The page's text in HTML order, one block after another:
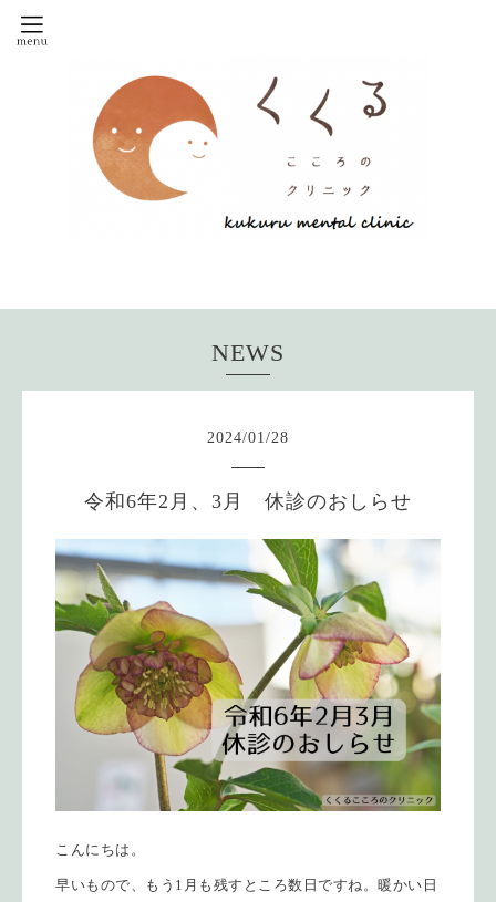
NEWS
2024/01 /28
令和6年2月、3月 休診のおしらせ
こんにちは。
早いもので、もう1月も残すところ数日ですね。暖かい日